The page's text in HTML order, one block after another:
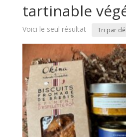
tartinable
Voici le seul résultat